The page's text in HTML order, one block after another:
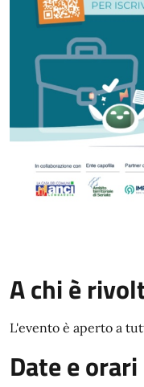
A chi è
L'evento è aperto a
Date e orari